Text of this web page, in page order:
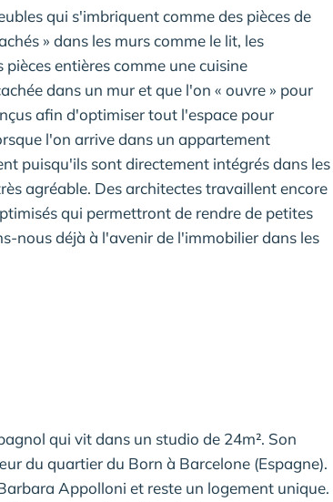
qui s'imbriquent comme des pièces de
» dans les murs comme le lit, les
entières comme une cuisine
dans un mur et que l'on « ouvre » pour
afin d'optimiser tout l'espace pour
l'on arrive dans un appartement
puisqu'ils sont directement intégrés dans les
agréable. Des architectes travaillent encore
qui permettront de rendre de petites
nous déjà à l'avenir de l'immobilier dans les
qui vit dans un studio de 24m². Son
du quartier du Born à Barcelone (Espagne).
Appolloni et reste un logement unique.